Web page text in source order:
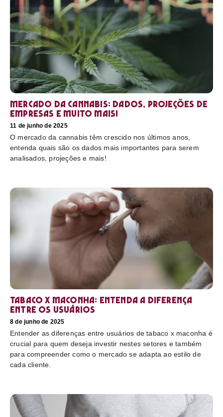
Mercado da cannabis: Dados, projeções de
empresas e muito mais!
11 de junho de 2025
O mercado da cannabis têm crescido nos últimos anos,
entenda quais são os dados mais importantes para serem
analisados, projeções e mais!
Tabaco x maconha: Entenda a diferença
entre os usuários
8 de junho de 2025
Entender as diferenças entre usuários de tabaco x maconha é
crucial para quem deseja investir nestes setores e também
para compreender como o mercado se adapta ao estilo de
cada cliente.